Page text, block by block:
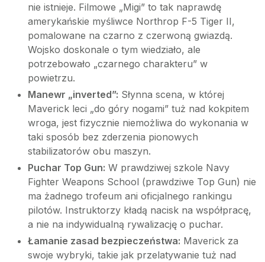
nie istnieje. Filmowe „Migi” to tak naprawdę
amerykańskie myśliwce Northrop F-5 Tiger II,
pomalowane na czarno z czerwoną gwiazdą.
Wojsko doskonale o tym wiedziało, ale
potrzebowało „czarnego charakteru” w
powietrzu.
Manewr „inverted”: Słynna scena, w której
Maverick leci „do góry nogami” tuż nad kokpitem
wroga, jest fizycznie niemożliwa do wykonania w
taki sposób bez zderzenia pionowych
stabilizatorów obu maszyn.
Puchar Top Gun: W prawdziwej szkole Navy
Fighter Weapons School (prawdziwe Top Gun) nie
ma żadnego trofeum ani oficjalnego rankingu
pilotów. Instruktorzy kładą nacisk na współpracę,
a nie na indywidualną rywalizację o puchar.
Łamanie zasad bezpieczeństwa: Maverick za
swoje wybryki, takie jak przelatywanie tuż nad